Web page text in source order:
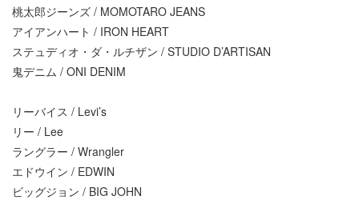
桃太郎ジーンズ / MOMOTARO JEANS
アイアンハート / IRON HEART
ステュディオ・ダ・ルチザン / STUDIO D’ARTISAN
鬼デニム / ONI DENIM
リーバイス / Levi’s
リー / Lee
ラングラー / Wrangler
エドウイン / EDWIN
ビッグジョン / BIG JOHN